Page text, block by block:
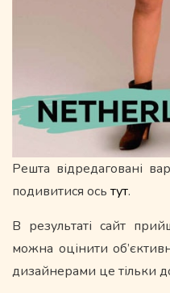
Решта відредаговані
подивитися ось тут.
В результаті сайт
можна оцінити
дизайнерами це тільки